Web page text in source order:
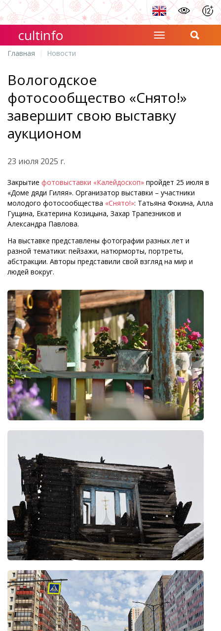
cultinfo
Главная Новости
Вологодское
фотосообщество «Снято!»
завершит свою выставку
аукционом
23 июля 2025 г.
Закрытие фотовыставки «Калейдоскоп» пройдет 25 июля в
«Доме дяди Гиляя». Организатор выставки – участники
молодого фотосообщества «Снято!»: Татьяна Фокина, Алла
Гущина, Екатерина Козицына, Захар Трапезников и
Александра Павлова.
На выставке представлены фотографии разных лет и
разной тематики: пейзажи, натюрморты, портреты,
абстракции. Авторы представили свой взгляд на мир и
людей вокруг.